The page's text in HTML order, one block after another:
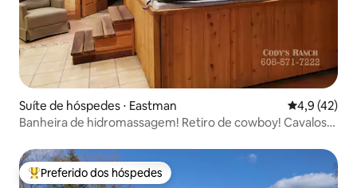
Suíte de hóspedes ⋅ Eastman 4,9 de uma
4,9 (42)
Banheira de hidromassagem! Retiro de cowboy! Cavalos!
Entre os melhores preferidos dos hóspedes
Preferido dos hóspedes